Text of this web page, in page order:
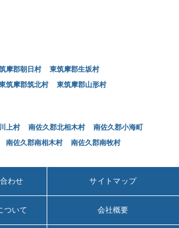
摩郡朝日村
東筑摩郡生坂村
筑摩郡筑北村 東筑摩郡山形村
上村 南佐久郡北相木村
南佐久郡小海町
南佐久郡南相木村 南佐久郡南牧村
わせ サイトマップ
ついて 会社概要